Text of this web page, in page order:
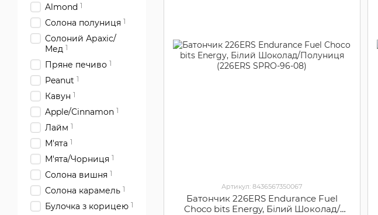
Артикул: 8436567350067
Батончик 226ERS Endurance Fuel
Choco bits Energy, Білий Шоколад/
Almond 1
Солона полуниця 1
Солоний Арахіс/
Мед 1
Пряне печиво 1
Peanut 1
Кавун 1
Apple/Cinnamon 1
Лайм 1
М'ята 1
М'ята/Чорниця 1
Солона вишня 1
Солона карамель 1
Булочка з корицею 1